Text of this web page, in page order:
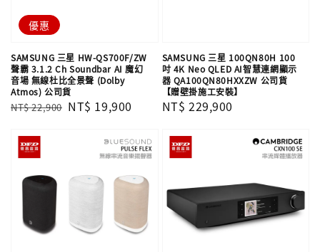
優惠
SAMSUNG 三星 HW-QS700F/ZW
聲霸 3.1.2 Ch Soundbar AI 魔幻
音場 無線杜比全景聲 (Dolby
Atmos) 公司貨
Regular
NT$ 22,900 Sale
NT$ 19,900
SAMSUNG 三星 100QN80H 100
吋 4K Neo QLED AI智慧連網顯示
器 QA100QN80HXXZW 公司貨
【贈壁掛施工安裝】
Regular
NT$ 229,900